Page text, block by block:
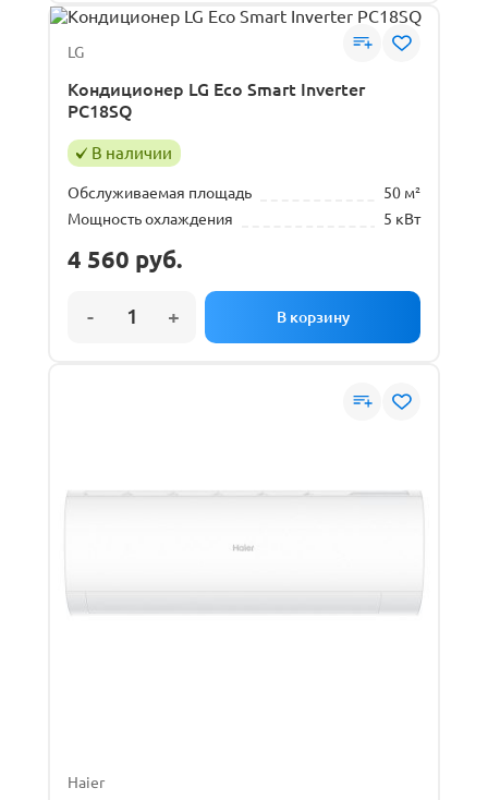
LG
Кондиционер LG Eco Smart Inverter
PC18SQ
В наличии
Обслуживаемая площадь
50 м²
Мощность охлаждения
5 кВт
4 560 руб.
Haier